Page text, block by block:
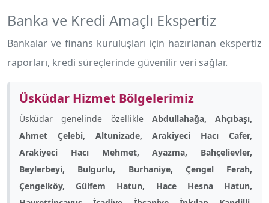
Banka ve Kredi Amaçlı Ekspertiz
Bankalar ve finans kuruluşları için hazırlanan ekspertiz
raporları, kredi süreçlerinde güvenilir veri sağlar.
Üsküdar Hizmet Bölgelerimiz
Üsküdar genelinde özellikle Abdullahağa, Ahçıbaşı,
Ahmet Çelebi, Altunizade, Arakiyeci Hacı Cafer,
Arakiyeci Hacı Mehmet, Ayazma, Bahçelievler,
Beylerbeyi, Bulgurlu, Burhaniye, Çengel Ferah,
Çengelköy, Gülfem Hatun, Hace Hesna Hatun,